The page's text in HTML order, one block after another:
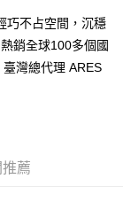
直營門市／銀行轉
公司）所提供，讓
更正。
「AFTEE先享後付」
，可透過四大超商／
取消訂單，請聯絡
「AFTEE先享後付
home
巧不占空間，沉穩
銷全球100多個國
灣總代理 ARES
薦